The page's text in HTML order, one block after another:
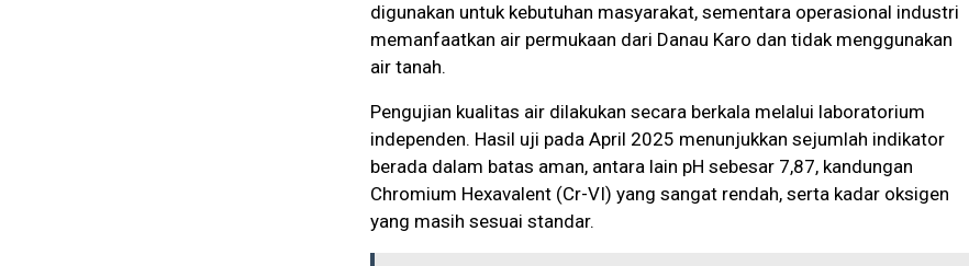
digunakan untuk kebutuhan masyarakat, sementara operasional industri
memanfaatkan air permukaan dari Danau Karo dan tidak menggunakan
air tanah.
Pengujian kualitas air dilakukan secara berkala melalui laboratorium
independen. Hasil uji pada April 2025 menunjukkan sejumlah indikator
berada dalam batas aman, antara lain pH sebesar 7,87, kandungan
Chromium Hexavalent (Cr-VI) yang sangat rendah, serta kadar oksigen
yang masih sesuai standar.